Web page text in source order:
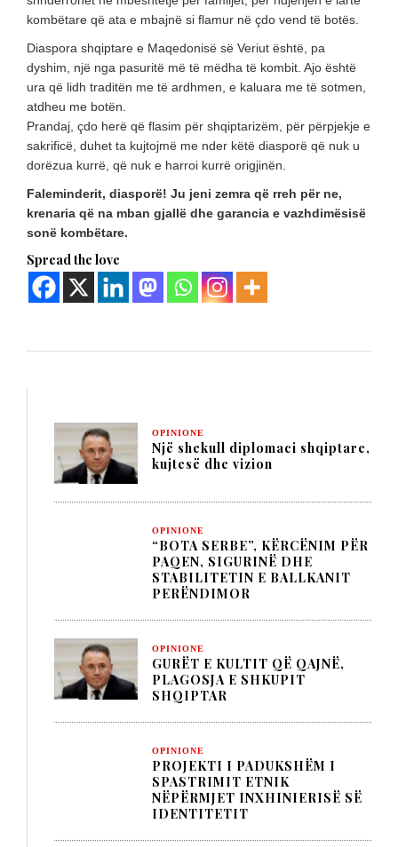
kombëtare që ata e mbajnë si flamur në çdo vend të botës.
Diaspora shqiptare e Maqedonisë së Veriut është, pa
dyshim, një nga pasuritë më të mëdha të kombit. Ajo është
ura që lidh traditën me të ardhmen, e kaluara me të sotmen,
atdheu me botën.
Prandaj, çdo herë që flasim për shqiptarizëm, për përpjekje e
sakrificë, duhet ta kujtojmë me nder këtë diasporë që nuk u
dorëzua kurrë, që nuk e harroi kurrë origjinën.
Faleminderit, diasporë! Ju jeni zemra që rreh për ne,
krenaria që na mban gjallë dhe garancia e vazhdimësisë
sonë kombëtare.
Spread the love
OPINIONE
Një shekull diplomaci shqiptare,
kujtesë dhe vizion
OPINIONE
“BOTA SERBE”, KËRCËNIM PËR
PAQEN, SIGURINË DHE
STABILITETIN E BALLKANIT
PERËNDIMOR
OPINIONE
GURËT E KULTIT QË QAJNË,
PLAGOSJA E SHKUPIT
SHQIPTAR
OPINIONE
PROJEKTI I PADUKSHËM I
SPASTRIMIT ETNIK
NËPËRMJET INXHINIERISË SË
IDENTITETIT